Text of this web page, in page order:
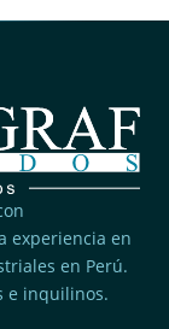
experiencia en
en Perú.
e inquilinos.